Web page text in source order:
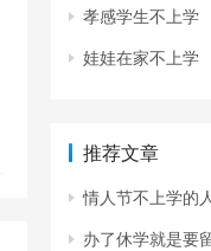
孝感学生不上学
娃娃在家不上学
推荐文章
情人节不上学的人
办了休学就是要